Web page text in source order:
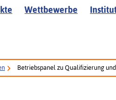
Wettbewerbe
Betriebspanel zu Qualifizierung